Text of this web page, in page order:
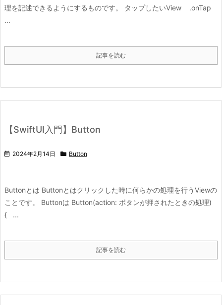
理を記述できるようにするものです。 タップしたいView .onTap
...
記事を読む
【SwiftUI入門】Button
2024年2月14日 Button
Buttonとは Buttonとはクリックした時に何らかの処理を行うViewの
ことです。 Buttonは Button(action: ボタンが押されたときの処理)
{ ...
記事を読む